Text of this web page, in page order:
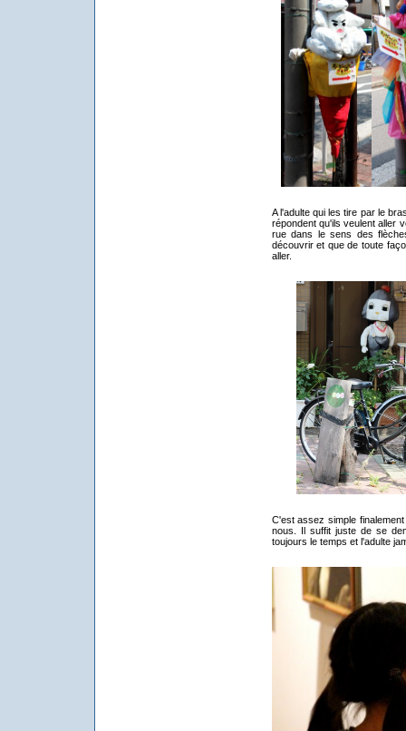
A l'adulte qui les tire par le
répondent qu'ils veulent aller
rue dans le sens des
découvrir et que de toute
aller.
C'est assez simple
nous. Il suffit juste de se
toujours le temps et l'adulte